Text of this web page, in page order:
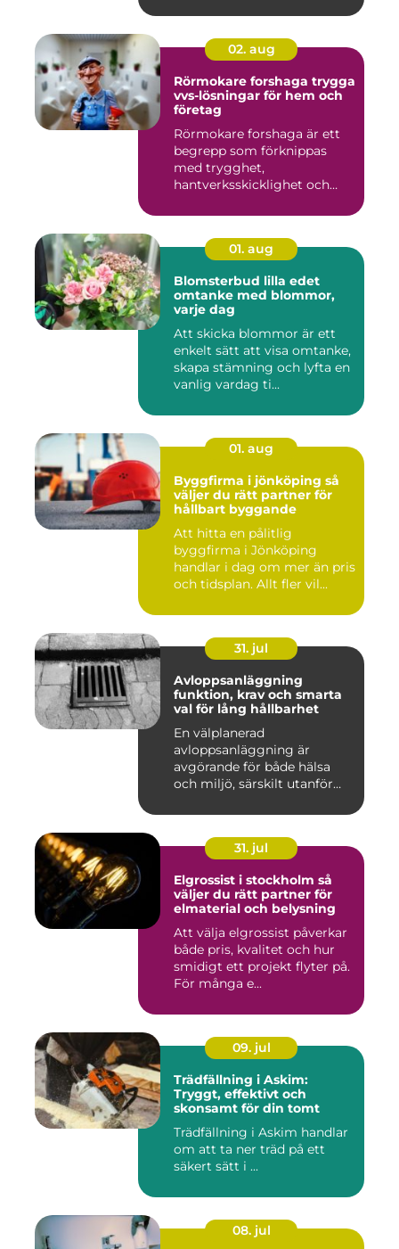
02. aug
Rörmokare forshaga trygga
vvs-lösningar för hem och
företag
Rörmokare forshaga är ett
begrepp som förknippas
med trygghet,
hantverksskicklighet och
01. aug
Blomsterbud lilla edet
omtanke med blommor,
varje dag
Att skicka blommor är ett
enkelt sätt att visa omtanke,
skapa stämning och lyfta en
vanlig vardag ti...
01. aug
Byggfirma i jönköping så
väljer du rätt partner för
hållbart byggande
Att hitta en pålitlig
byggfirma i Jönköping
handlar i dag om mer än pris
och tidsplan. Allt fler vil...
31. jul
Avloppsanläggning
funktion, krav och smarta
val för lång hållbarhet
En välplanerad
avloppsanläggning är
avgörande för både hälsa
och miljö, särskilt utanför
31. jul
Elgrossist i stockholm så
väljer du rätt partner för
elmaterial och belysning
Att välja elgrossist påverkar
både pris, kvalitet och hur
smidigt ett projekt flyter på.
För många e...
09. jul
Trädfällning i Askim:
Tryggt, effektivt och
skonsamt för din tomt
Trädfällning i Askim handlar
om att ta ner träd på ett
säkert sätt i ...
08. jul